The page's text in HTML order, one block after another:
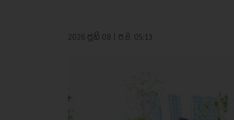
2026 ජූනි 08 | ප.ව. 05:13